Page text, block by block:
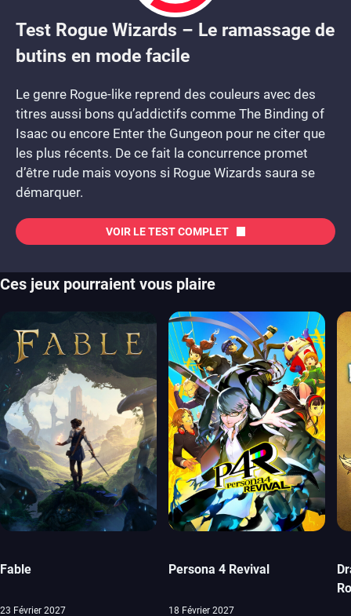
6
Test Rogue Wizards – Le ramassage de
butins en mode facile
Le genre Rogue-like reprend des couleurs avec des
titres aussi bons qu’addictifs comme The Binding of
Isaac ou encore Enter the Gungeon pour ne citer que
les plus récents. De ce fait la concurrence promet
d’être rude mais voyons si Rogue Wizards saura se
démarquer.
VOIR LE TEST COMPLET
Ces jeux pourraient vous plaire
Fable
23 Février 2027
Persona 4 Revival
18 Février 2027